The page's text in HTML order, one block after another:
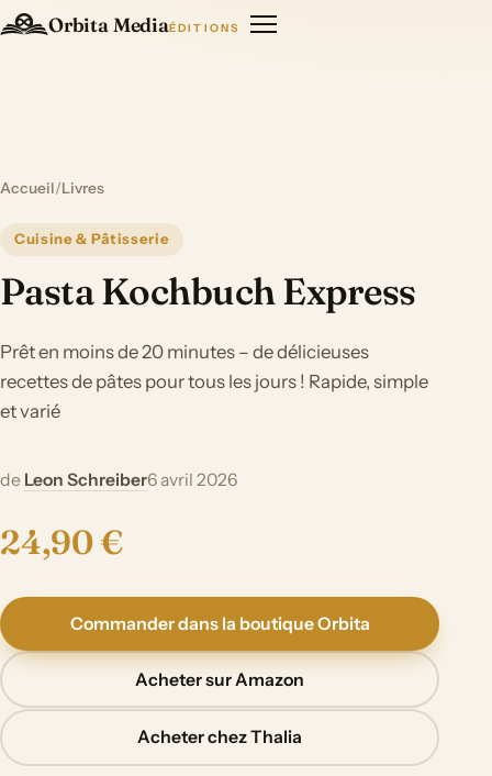
Orbita MediaÉDITIONS
Accueil/Livres
Cuisine & Pâtisserie
Pasta Kochbuch Express
Prêt en moins de 20 minutes – de délicieuses
recettes de pâtes pour tous les jours ! Rapide, simple
et varié
de Leon Schreiber6 avril 2026
24,90 €
Commander dans la boutique Orbita
Acheter sur Amazon
Acheter chez Thalia